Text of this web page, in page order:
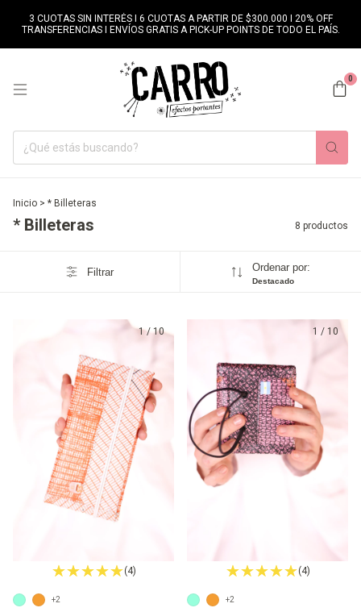
3 CUOTAS SIN INTERÉS I 6 CUOTAS A PARTIR DE $300.000 I 20% OFF
TRANSFERENCIAS I ENVÍOS GRATIS A PICK-UP POINTS DE TODO EL PAÍS.
0
Inicio > * Billeteras
* Billeteras 8 productos
Filtrar Ordenar por:
Destacado
1/10
(4)
+2
1 / 10
(4)
+2